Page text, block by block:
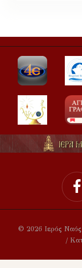
© 2026 Ιερός
/